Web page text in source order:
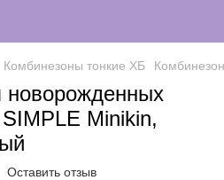
Комбинезоны тонкие ХБ
новорожденных
Minikin,
Оставить отзыв